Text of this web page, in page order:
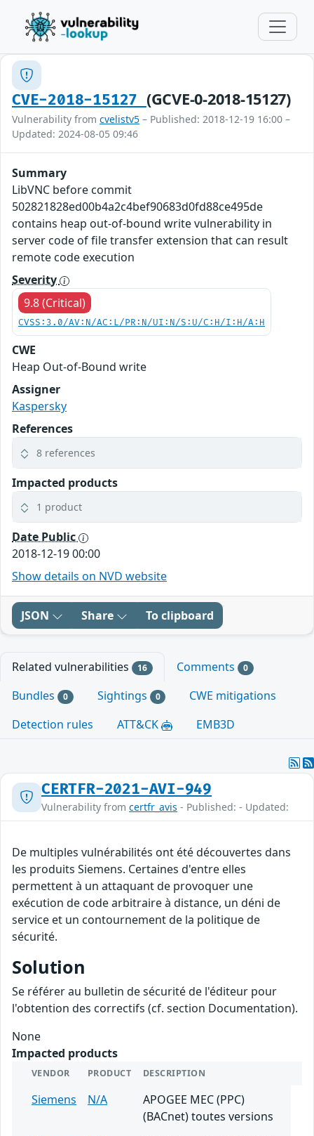
CVE-2018-15127 (GCVE-0-2018-15127)
Vulnerability from cvelistv5 – Published: 2018-12-19 16:00 –
Updated: 2024-08-05 09:46
Summary
LibVNC before commit
502821828ed00b4a2c4bef90683d0fd88ce495de
contains heap out-of-bound write vulnerability in
server code of file transfer extension that can result
remote code execution
Severity
9.8 (Critical)
CVSS:3.0/AV:N/AC:L/PR:N/UI:N/S:U/C:H/I:H/A:H
CWE
Heap Out-of-Bound write
Assigner
Kaspersky
References
8 references
Impacted products
1 product
Date Public
2018-12-19 00:00
Show details on NVD website
JSON Share To clipboard
Related vulnerabilities 16 Comments 0
Bundles 0 Sightings 0
CWE mitigations
Detection rules
ATT&CK EMB3D
CERTFR-2021-AVI-949
Vulnerability from certfr_avis - Published: - Updated:
De multiples vulnérabilités ont été découvertes dans
les produits Siemens. Certaines d'entre elles
permettent à un attaquant de provoquer une
exécution de code arbitraire à distance, un déni de
service et un contournement de la politique de
sécurité.
Solution
Se référer au bulletin de sécurité de l'éditeur pour
l'obtention des correctifs (cf. section Documentation).
None
Impacted products
VENDOR PRODUCT DESCRIPTION
Siemens N/A
APOGEE MEC (PPC)
(BACnet) toutes versions